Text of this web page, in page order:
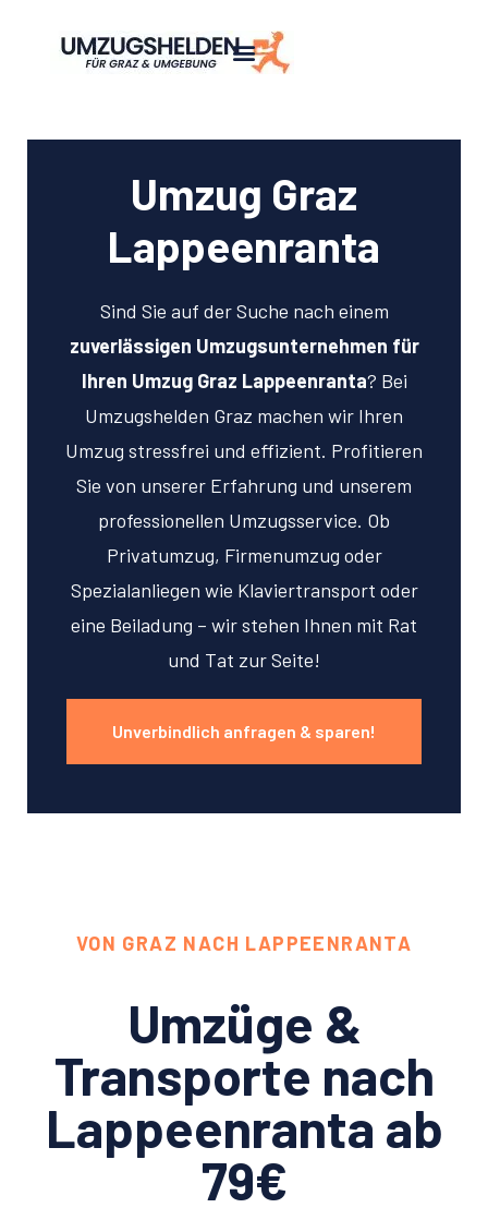
Umzug Graz
Lappeenranta
Sind Sie auf der Suche nach einem
zuverlässigen Umzugsunternehmen für
Ihren Umzug Graz Lappeenranta? Bei
Umzugshelden Graz machen wir Ihren
Umzug stressfrei und effizient. Profitieren
Sie von unserer Erfahrung und unserem
professionellen Umzugsservice. Ob
Privatumzug, Firmenumzug oder
Spezialanliegen wie Klaviertransport oder
eine Beiladung – wir stehen Ihnen mit Rat
und Tat zur Seite!
Unverbindlich anfragen & sparen!
VON GRAZ NACH LAPPEENRANTA
Umzüge &
Transporte nach
Lappeenranta ab
79€